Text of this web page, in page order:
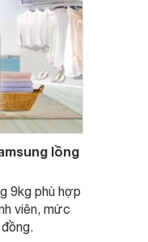
lồng
9kg phù hợp
viên, mức